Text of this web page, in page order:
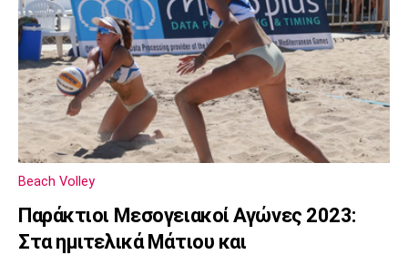
Beach Volley
Παράκτιοι Μεσογειακοί Αγώνες 2023:
Στα ημιτελικά Μάτιου και